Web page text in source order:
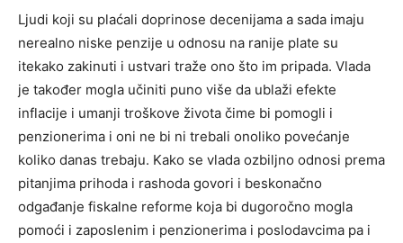
Ljudi koji su plaćali doprinose decenijama a sada imaju
nerealno niske penzije u odnosu na ranije plate su
itekako zakinuti i ustvari traže ono što im pripada. Vlada
je također mogla učiniti puno više da ublaži efekte
inflacije i umanji troškove života čime bi pomogli i
penzionerima i oni ne bi ni trebali onoliko povećanje
koliko danas trebaju. Kako se vlada ozbiljno odnosi prema
pitanjima prihoda i rashoda govori i beskonačno
odgađanje fiskalne reforme koja bi dugoročno mogla
pomoći i zaposlenim i penzionerima i poslodavcima pa i